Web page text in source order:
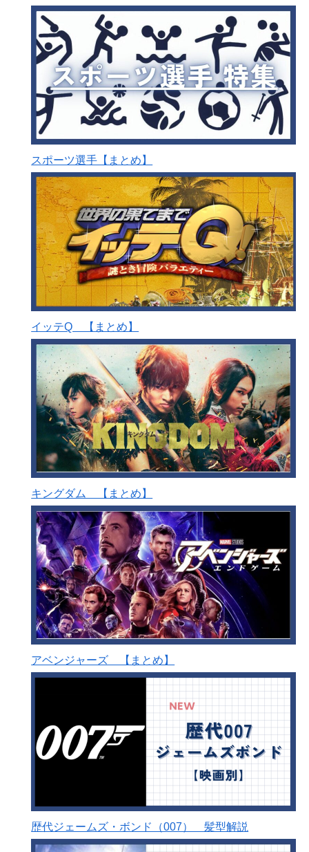
スポーツ選手【まとめ】
イッテQ 【まとめ】
キングダム 【まとめ】
アベンジャーズ 【まとめ】
歴代ジェームズ・ボンド（007） 髪型解説